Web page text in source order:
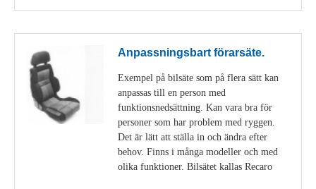
Anpassningsbart förarsäte.
Exempel på bilsäte som på flera sätt kan
anpassas till en person med
funktionsnedsättning. Kan vara bra för
personer som har problem med ryggen.
Det är lätt att ställa in och ändra efter
behov. Finns i många modeller och med
olika funktioner. Bilsätet kallas Recaro